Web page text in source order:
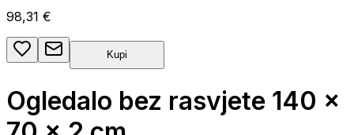
98,31 €
Kupi
Ogledalo bez rasvjete 140 x